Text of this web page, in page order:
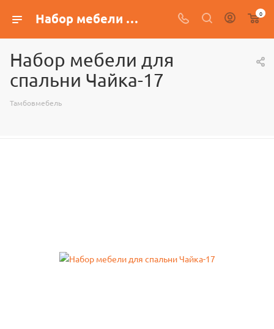
Набор мебели для спальни Чайка-17 0
Набор мебели для
спальни Чайка-17
Тамбовмебель